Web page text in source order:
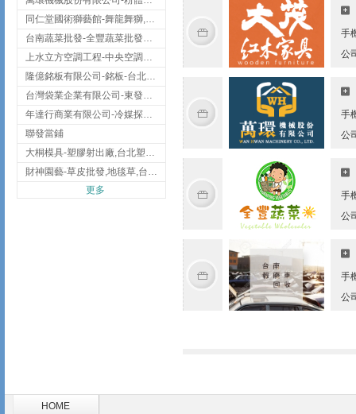
同仁堂國術獅藝館-舞龍舞獅,台中舞龍舞獅
台南蔬菜批發-全豐蔬菜批發專送/台南蔬菜箱宅配到府
上水立方空調工程-中央空調規劃,台北中央空調規劃
隆億銘板有限公司-銘板-台北銘板-板橋銘板
台灣袋業企業有限公司-東發企業社/台中太空袋/太空包
年達行商業有限公司-冷媒探漏儀,壓力錶組,真空泵浦,台北冷凍空調材料
聯發當鋪
大桐模具-塑膠射出廠,台北塑膠射出廠
財神園藝-草皮批發,地毯草,台北草,彰化地毯草,彰化台北草
更多
手
公
手
公
手
公
手
公
HOME